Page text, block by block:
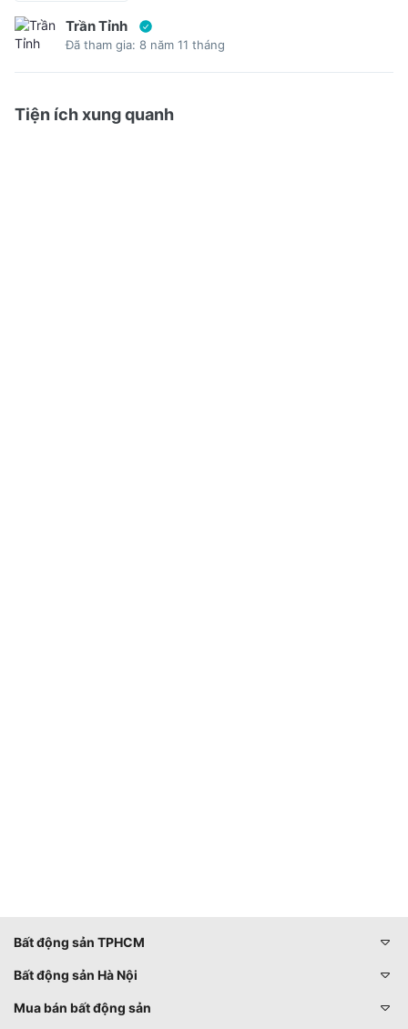
Trần Tỉnh
Đã tham gia: 8 năm 11 tháng
Tiện ích xung quanh
Bất động sản TPHCM
Bất động sản Hà Nội
Mua bán bất động sản